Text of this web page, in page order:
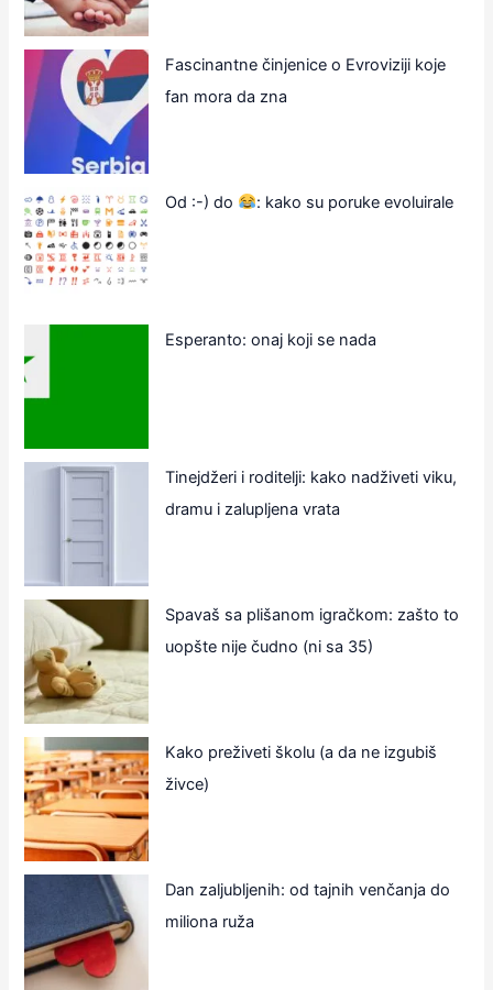
Fascinantne činjenice o Evroviziji koje
fan mora da zna
Od :-) do : kako su poruke evoluirale
Esperanto: onaj koji se nada
Tinejdžeri i roditelji: kako nadživeti viku,
dramu i zalupljena vrata
Spavaš sa plišanom igračkom: zašto to
uopšte nije čudno (ni sa 35)
Kako preživeti školu (a da ne izgubiš
živce)
Dan zaljubljenih: od tajnih venčanja do
miliona ruža